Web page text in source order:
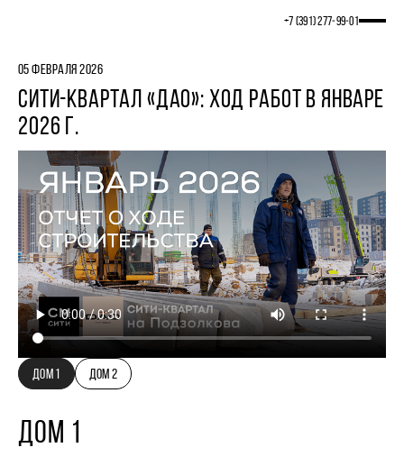
+7 (391) 277‒99‒01
05 ФЕВРАЛЯ 2026
СИТИ-КВАРТАЛ «ДАО»: ХОД РАБОТ В ЯНВАРЕ
2026 Г.
ДОМ 1 ДОМ 2
ДОМ 1